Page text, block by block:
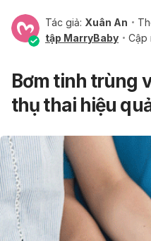
Tác giả: Xuân An
tập MarryBaby
Cập
Bơm tinh trùng
thụ thai hiệu